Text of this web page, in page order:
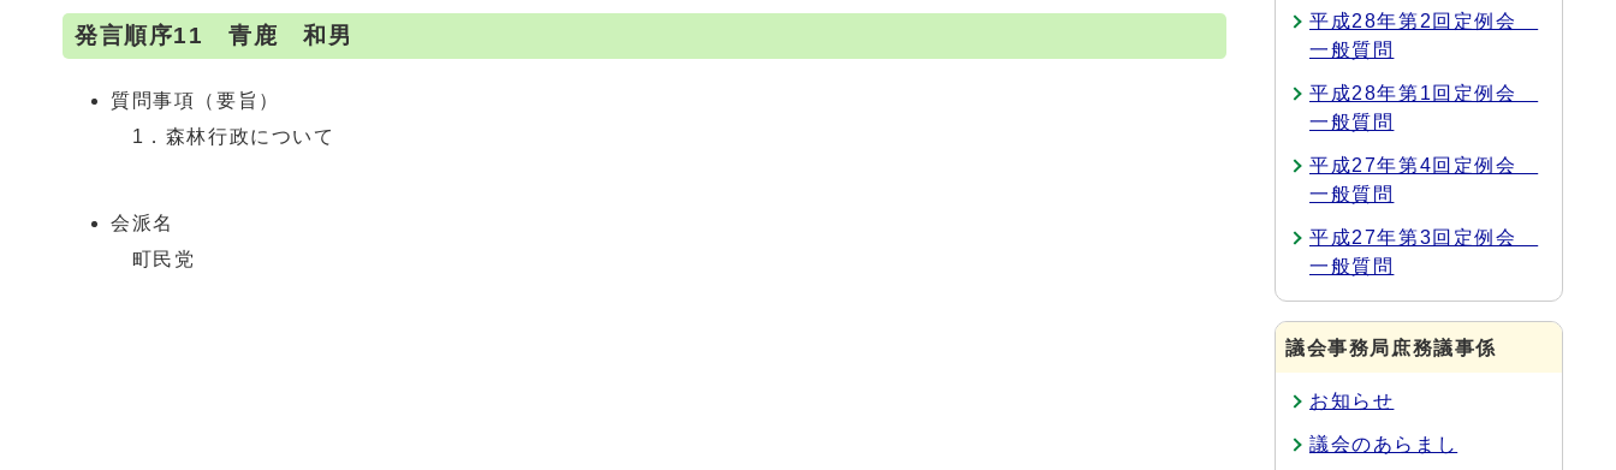
発言順序11 青鹿 和男
質問事項（要旨）
1．森林行政について
会派名
町民党
平成28年第2回定例会
一般質問
平成28年第1回定例会
一般質問
平成27年第4回定例会
一般質問
平成27年第3回定例会
一般質問
議会事務局庶務議事係
お知らせ
議会のあらまし